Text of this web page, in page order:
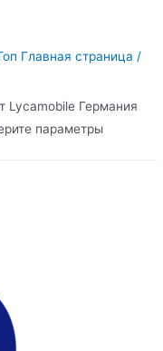
Главная страница /
Lycamobile Германия
параметры